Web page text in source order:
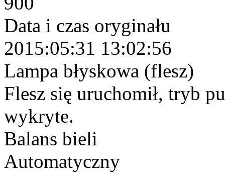
Data i czas oryginału
2015:05:31 13:02:56
Lampa błyskowa (flesz)
Flesz się uruchomił, tryb
wykryte.
Balans bieli
Automatyczny